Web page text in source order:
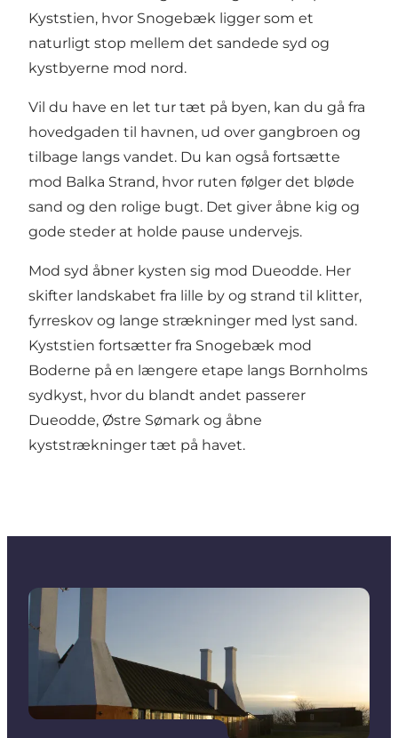
Kyststien, hvor Snogebæk ligger som et
naturligt stop mellem det sandede syd og
kystbyerne mod nord.
Vil du have en let tur tæt på byen, kan du gå fra
hovedgaden til havnen, ud over gangbroen og
tilbage langs vandet. Du kan også fortsætte
mod Balka Strand, hvor ruten følger det bløde
sand og den rolige bugt. Det giver åbne kig og
gode steder at holde pause undervejs.
Mod syd åbner kysten sig mod Dueodde. Her
skifter landskabet fra lille by og strand til klitter,
fyrreskov og lange strækninger med lyst sand.
Kyststien fortsætter fra Snogebæk mod
Boderne på en længere etape langs Bornholms
sydkyst, hvor du blandt andet passerer
Dueodde, Østre Sømark og åbne
kyststrækninger tæt på havet.